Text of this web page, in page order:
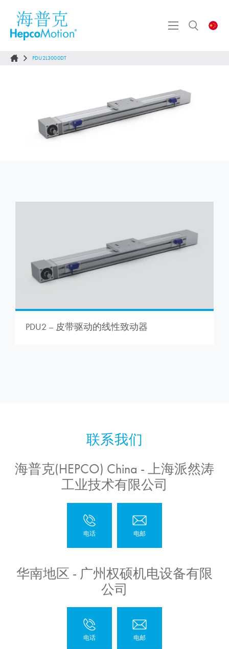
PDU2L3000DT
PDU2 – 皮带驱动的线性致动器
海普克(HEPCO) China - 上海派然涛
工业技术有限公司
华南地区 - 广州权硕机电设备有限
公司